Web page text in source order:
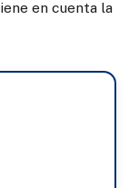
en cuenta la